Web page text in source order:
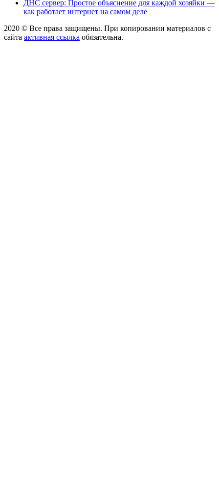
ДНС сервер: Простое объяснение для каждой хозяйки —
как работает интернет на самом деле
2020 © Все права защищены. При копировании материалов с
сайта активная ссылка обязательна.